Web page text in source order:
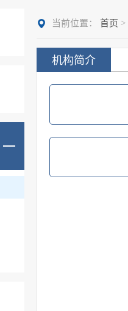
当前位置： 首页 >
机构简介